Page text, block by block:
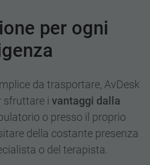
per ogni
da trasportare, AvDesk
sfruttare i vantaggi dalla
o presso il proprio
della costante presenza
o del terapista.